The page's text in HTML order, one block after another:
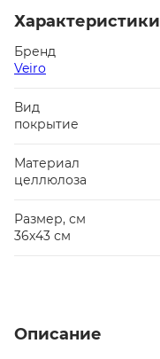
Характеристики
Бренд
Veiro
Вид
покрытие
Материал
целлюлоза
Размер, см
36х43 см
Описание